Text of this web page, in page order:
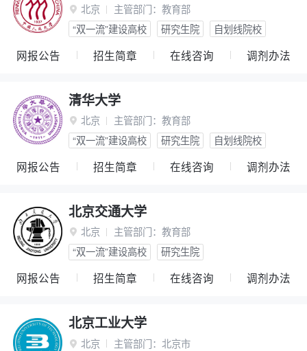
 北京 主管部门： 教育部
“双一流”建设高校
研究生院 自划线院校
网报公告 招生简章 在线咨询 调剂办法
清华大学
 北京 主管部门： 教育部
“双一流”建设高校
研究生院 自划线院校
网报公告 招生简章 在线咨询 调剂办法
北京交通大学
 北京 主管部门： 教育部
“双一流”建设高校
研究生院
网报公告 招生简章 在线咨询 调剂办法
北京工业大学
 北京 主管部门： 北京市